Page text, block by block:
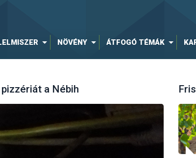
NÖVÉNY ÁTFOGÓ TÉMÁK
a Nébih